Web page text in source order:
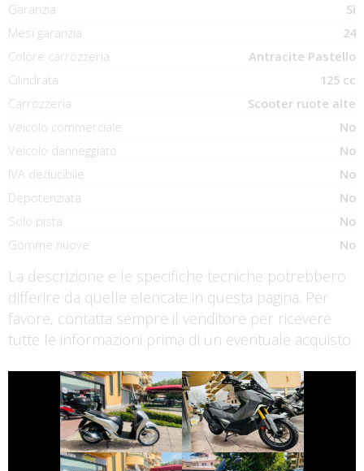
Garanzia
Sì
Mesi garanzia
24
Colore carrozzeria
Antracite Pastello
Cilindrata
125 cc
Carrozzeria
Scooter ruote alte
Veicolo commerciale
No
Veicolo danneggiato
No
IVA deducibile
No
Depotenziata
No
Solo pista
No
Gomme nuove
No
La descrizione e le specifiche tecniche potrebbero
differire da quelle elencate in questa pagina. Per
favore, contatta sempre il venditore per ricevere
tutte le informazioni prima di un eventuale acquisto.
HONDA SH SYM ADX-400
€ 3.290 € € 5.990 €